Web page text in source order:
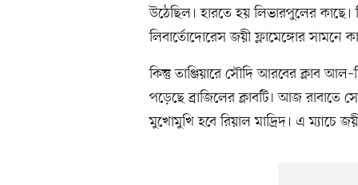
উঠেছিল। হারতে হয় লিভারপুলের কাছে।
লিবার্তোদোরেস জয়ী ফ্লামেঙ্গোর সামনে
কিন্তু তাঞ্জিয়ারে সৌদি আরবের ক্লাব
পড়েছে ব্রাজিলের ক্লাবটি। আজ
মুখোমুখি হবে রিয়াল মাদ্রিদ। এ ম্যাচে